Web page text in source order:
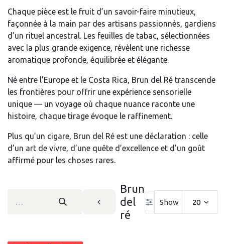
Chaque pièce est le fruit d’un savoir-faire minutieux,
façonnée à la main par des artisans passionnés, gardiens
d’un rituel ancestral. Les feuilles de tabac, sélectionnées
avec la plus grande exigence, révèlent une richesse
aromatique profonde, équilibrée et élégante.
Né entre l’Europe et le Costa Rica, Brun del Ré transcende
les frontières pour offrir une expérience sensorielle
unique — un voyage où chaque nuance raconte une
histoire, chaque tirage évoque le raffinement.
Plus qu’un cigare, Brun del Ré est une déclaration : celle
d’un art de vivre, d’une quête d’excellence et d’un goût
affirmé pour les choses rares.
Brun
del
ré
Show 20